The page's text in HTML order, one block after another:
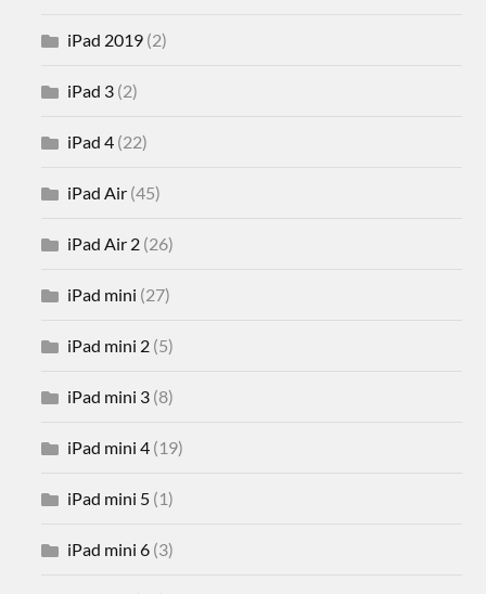
iPad 2019 (2)
iPad 3 (2)
iPad 4 (22)
iPad Air (45)
iPad Air 2 (26)
iPad mini (27)
iPad mini 2 (5)
iPad mini 3 (8)
iPad mini 4 (19)
iPad mini 5 (1)
iPad mini 6 (3)